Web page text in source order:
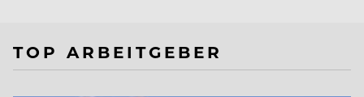
TOP ARBEITGEBER